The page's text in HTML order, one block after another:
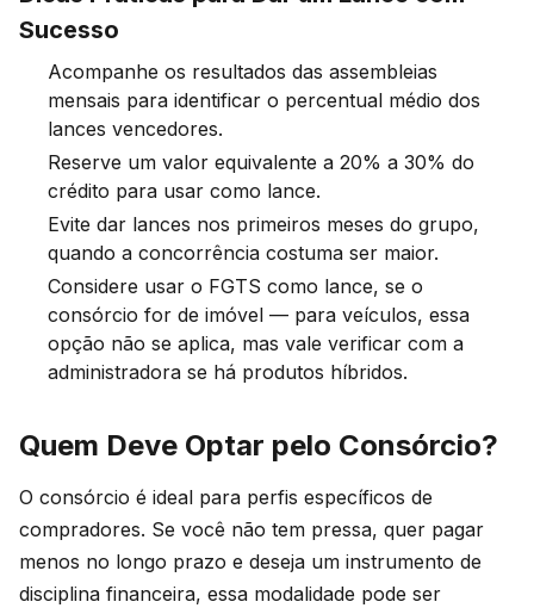
Sucesso
Acompanhe os resultados das assembleias
mensais para identificar o percentual médio dos
lances vencedores.
Reserve um valor equivalente a 20% a 30% do
crédito para usar como lance.
Evite dar lances nos primeiros meses do grupo,
quando a concorrência costuma ser maior.
Considere usar o FGTS como lance, se o
consórcio for de imóvel — para veículos, essa
opção não se aplica, mas vale verificar com a
administradora se há produtos híbridos.
Quem Deve Optar pelo Consórcio?
O consórcio é ideal para perfis específicos de
compradores. Se você não tem pressa, quer pagar
menos no longo prazo e deseja um instrumento de
disciplina financeira, essa modalidade pode ser